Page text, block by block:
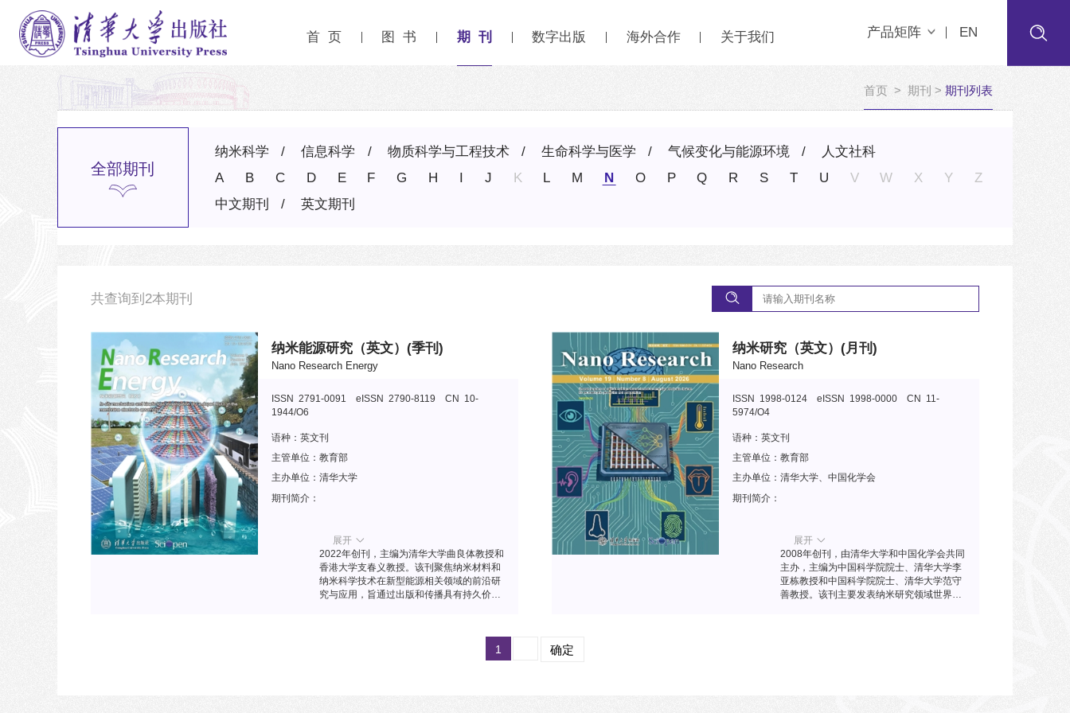
首 页 图 书 期 刊 数字出版 海外合作 关于我们 产品矩阵 EN
首页> 期刊 > 期刊列表
全部期刊
纳米科学 信息科学 物质科学与工程技术 生命科学与医学 气候变化与能源环境
人文社科
A
B C D E F G H I J K L M N O P Q R S T U V W X Y
Z
中文期刊
英文期刊
共查询到 2本期刊
纳米能源研究（英文） (季刊)
Nano Research Energy
ISSN 2791-0091 eISSN 2790-8119 CN 10-
1944/O6
语种： 英文刊
主管单位： 教育部
主办单位： 清华大学
期刊简介：
展开
2022年创刊，主编为清华大学曲良体教授和
香港大学支春义教授。该刊聚焦纳米材料和
纳米科学技术在新型能源相关领域的前沿研
究与应用，旨通过出版和传播具有持久价
域最权威的顾问、最敬业的编辑和最优秀的
作者，努力建设成为能源领域最具影响力的
纳米研究（英文） (月刊)
Nano Research
ISSN 1998-0124 eISSN 1998-0000 CN 11-
5974/O4
语种： 英文刊
主管单位： 教育部
主办单位： 清华大学、中国化学会
期刊简介：
展开
2008年创刊，由清华大学和中国化学会共同
主办，主编为中国科学院院士、清华大学李
亚栋教授和中国科学院院士、清华大学范守
善教授。该刊主要发表纳米研究领域世界一
1 确定